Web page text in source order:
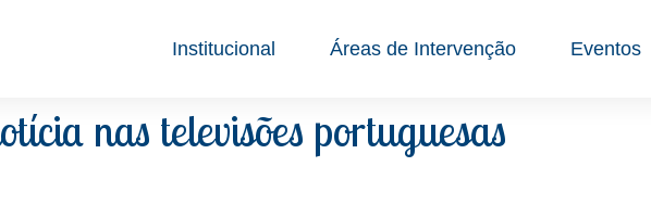
Institucional Áreas de Intervenção Eventos
nas televisões portuguesas